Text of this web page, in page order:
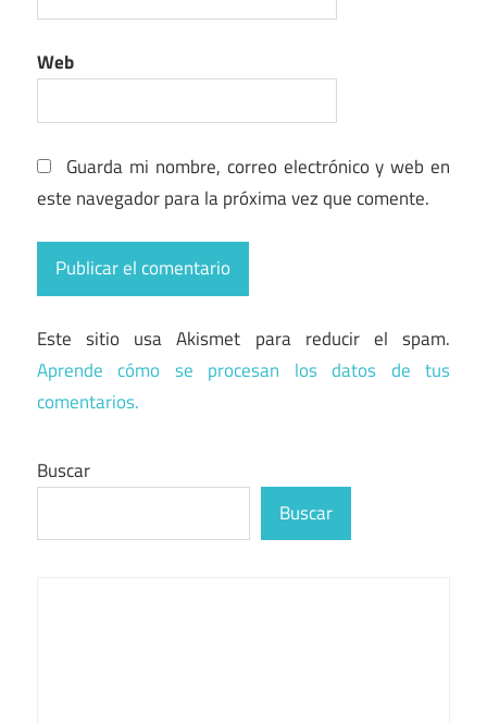
Web
Guarda mi nombre, correo electrónico y web en
este navegador para la próxima vez que comente.
Este sitio usa Akismet para reducir el spam.
Aprende cómo se procesan los datos de tus
comentarios.
Buscar
Buscar